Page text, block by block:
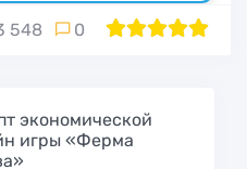
548 0 100
1 2 3 4 5
экономической
игры «Ферма